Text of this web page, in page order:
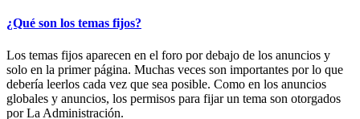
¿Qué son los temas fijos?
Los temas fijos aparecen en el foro por debajo de los anuncios y
solo en la primer página. Muchas veces son importantes por lo que
debería leerlos cada vez que sea posible. Como en los anuncios
globales y anuncios, los permisos para fijar un tema son otorgados
por La Administración.